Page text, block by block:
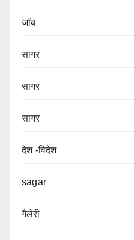
जॉब
सागर
सागर
सागर
देश -विदेश
sagar
गैलेरी